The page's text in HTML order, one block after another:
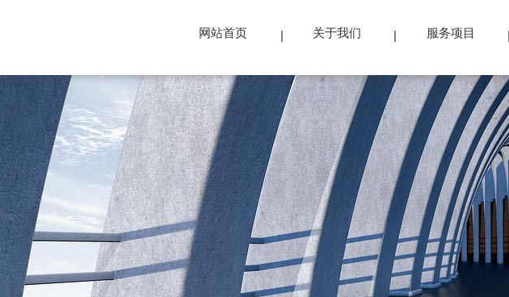
网站首页 关于我们 服务项目